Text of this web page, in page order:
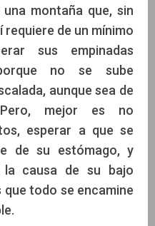
montaña que, sin
requiere de un mínimo
sus empinadas
no se sube
aunque sea de
Pero, mejor es no
esperar a que se
de su estómago, y
causa de su bajo
todo se encamine